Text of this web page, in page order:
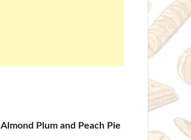
Almond Plum and Peach Pie